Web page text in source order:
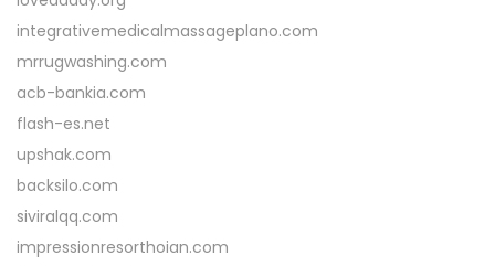
integrativemedicalmassageplano.com
mrrugwashing.com
acb-bankia.com
flash-es.net
upshak.com
backsilo.com
siviralqq.com
impressionresorthoian.com